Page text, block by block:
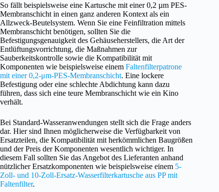
So fällt beispielsweise eine Kartusche mit einer 0,2 µm PES-
Membranschicht in einen ganz anderen Kontext als ein
Allzweck-Beutelsystem. Wenn Sie eine Feinfiltration mittels
Membranschicht benötigen, sollten Sie die
Befestigungsgenauigkeit des Gehäuseherstellers, die Art der
Entlüftungsvorrichtung, die Maßnahmen zur
Sauberkeitskontrolle sowie die Kompatibilität mit
Komponenten wie beispielsweise einem Faltenfilterpatrone
mit einer 0,2-μm-PES-Membranschicht. Eine lockere
Befestigung oder eine schlechte Abdichtung kann dazu
führen, dass sich eine teure Membranschicht wie ein Kino
verhält.
Bei Standard-Wasseranwendungen stellt sich die Frage anders
dar. Hier sind Ihnen möglicherweise die Verfügbarkeit von
Ersatzteilen, die Kompatibilität mit herkömmlichen Baugrößen
und der Preis der Komponenten wesentlich wichtiger. In
diesem Fall sollten Sie das Angebot des Lieferanten anhand
nützlicher Ersatzkomponenten wie beispielsweise einem 5-
Zoll- und 10-Zoll-Ersatz-Wasserfilterkartusche aus PP mit
Faltenfilter.